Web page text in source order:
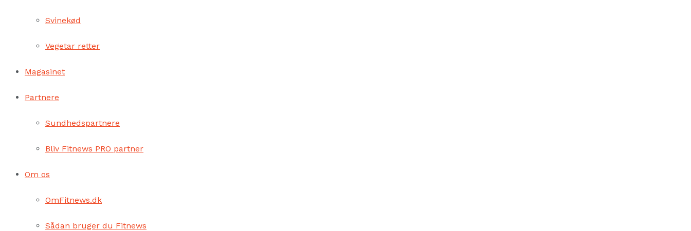
Svinekød
Vegetar retter
Magasinet
Partnere
Sundhedspartnere
Bliv Fitnews PRO partner
Om os
OmFitnews.dk
Sådan bruger du Fitnews